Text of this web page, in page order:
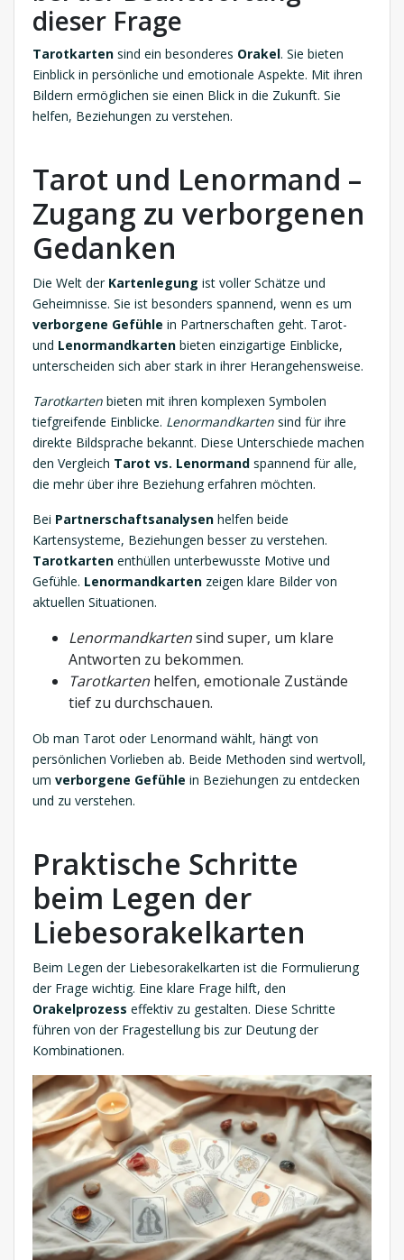
dieser Frage
Tarotkarten sind ein besonderes Orakel. Sie bieten
Einblick in persönliche und emotionale Aspekte. Mit ihren
Bildern ermöglichen sie einen Blick in die Zukunft. Sie
helfen, Beziehungen zu verstehen.
Tarot und Lenormand –
Zugang zu verborgenen
Gedanken
Die Welt der Kartenlegung ist voller Schätze und
Geheimnisse. Sie ist besonders spannend, wenn es um
verborgene Gefühle in Partnerschaften geht. Tarot-
und Lenormandkarten bieten einzigartige Einblicke,
unterscheiden sich aber stark in ihrer Herangehensweise.
Tarotkarten bieten mit ihren komplexen Symbolen
tiefgreifende Einblicke. Lenormandkarten sind für ihre
direkte Bildsprache bekannt. Diese Unterschiede machen
den Vergleich Tarot vs. Lenormand spannend für alle,
die mehr über ihre Beziehung erfahren möchten.
Bei Partnerschaftsanalysen helfen beide
Kartensysteme, Beziehungen besser zu verstehen.
Tarotkarten enthüllen unterbewusste Motive und
Gefühle. Lenormandkarten zeigen klare Bilder von
aktuellen Situationen.
Lenormandkartensind super, um klare
Antworten zu bekommen.
Tarotkarten helfen, emotionale Zustände
tief zu durchschauen.
Ob man Tarot oder Lenormand wählt, hängt von
persönlichen Vorlieben ab. Beide Methoden sind wertvoll,
um verborgene Gefühle in Beziehungen zu entdecken
und zu verstehen.
Praktische Schritte
beim Legen der
Liebesorakelkarten
Beim Legen der Liebesorakelkarten ist die Formulierung
der Frage wichtig. Eine klare Frage hilft, den
Orakelprozess effektiv zu gestalten. Diese Schritte
führen von der Fragestellung bis zur Deutung der
Kombinationen.